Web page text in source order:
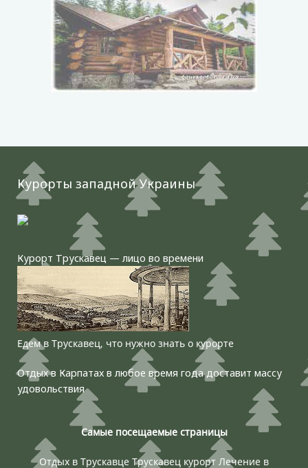
Курорты западной Украины
Курорт Трускавец — лицо во времени
Едем в Трускавец, что нужно знать о курорте
Отдых в Карпатах в любое время года доставит массу
удовольствия
Самые посещаемые страницы
Отдых в Трускавце Трускавец курорт Лечение в